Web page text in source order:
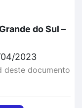
do Sul –
2023
deste documento